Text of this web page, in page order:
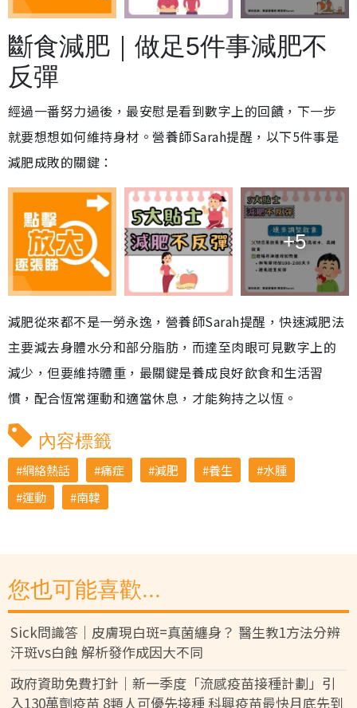
斷食減肥｜做足5件事減肥不
反彈
經過一番努力過後，最安慰是看到數字上的回饋，下一步
就要想想如何維持身材。營養師Sarah提醒，以下5件事是
減肥成敗的關鍵：
+5
減肥從來都不是一勞永逸，營養師Sarah提醒，快速減肥法
主要減去身體水分和部分脂肪，而達至肉眼可見數字上的
減少，但要維持體重，最關鍵是養成良好飲食和生活習
慣，配合恆常運動和適當休息，才能夠持之以恆。
內容標籤
網絡熱話 痛症 減肥 養生
水腫
運動
南韓
您也可能喜歡...
Sick問識答｜皮膚現白斑=真菌纏身？ 醫生教1方法分辨
汗斑vs白蝕 解析發作成因大不同
政府資助免費打針｜新一季度「流感疫苗接種計劃」引
入130萬劑疫苗 8類人可優先接種 科興疫苗最快月底先到